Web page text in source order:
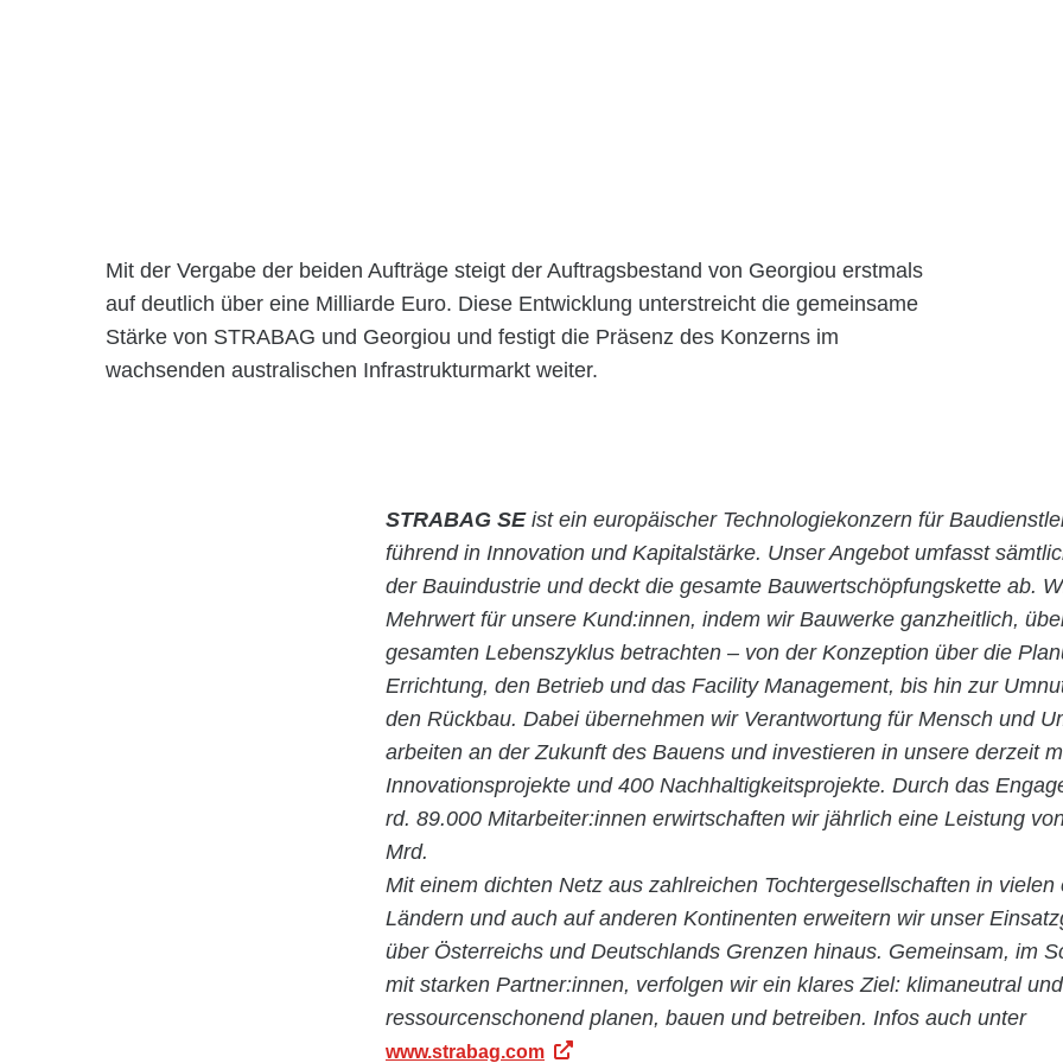
Mit der Vergabe der beiden Aufträge steigt der Auftragsbestand von Georgiou erstmals
auf deutlich über eine Milliarde Euro. Diese Entwicklung unterstreicht die gemeinsame
Stärke von STRABAG und Georgiou und festigt die Präsenz des Konzerns im
wachsenden australischen Infrastrukturmarkt weiter.
STRABAG SE ist ein europäischer Technologiekonzern für
führend in Innovation und Kapitalstärke. Unser Angebot umfasst
der Bauindustrie und deckt die gesamte Bauwertschöpfungskette ab.
Mehrwert für unsere Kund:innen, indem wir Bauwerke ganzheitlich,
gesamten Lebenszyklus betrachten – von der Konzeption über die
Errichtung, den Betrieb und das Facility Management, bis hin zur
den Rückbau. Dabei übernehmen wir Verantwortung für Mensch und
arbeiten an der Zukunft des Bauens und investieren in unsere derzeit
Innovationsprojekte und 400 Nachhaltigkeitsprojekte. Durch das
rd. 89.000 Mitarbeiter:innen erwirtschaften wir jährlich eine Leistung
Mrd.
Mit einem dichten Netz aus zahlreichen Tochtergesellschaften in vielen
Ländern und auch auf anderen Kontinenten erweitern wir unser
über Österreichs und Deutschlands Grenzen hinaus. Gemeinsam, im
mit starken Partner:innen, verfolgen wir ein klares Ziel: klimaneutral und
ressourcenschonend planen, bauen und betreiben. Infos auch unter
www.strabag.com